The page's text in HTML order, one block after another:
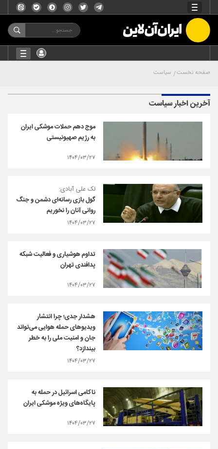
صفحه نخست سیاست
آخرین اخبار سیاست
موج دهم حملات موشکی ایران
به رژیم صهیونیستی
۱۴۰۴/۰۳/۲۷
لک علی آبادی:
گول بازی رسانه‌ای دشمن و جنگ
روانی آنان را نخوریم
۱۴۰۴/۰۳/۲۷
تداوم هوشیاری و فعالیت شبکه
پدافندی تهران
۱۴۰۴/۰۳/۲۷
هشدار جدی؛ چرا انتشار
ویدیوهای حمله هوایی می‌تواند
جان و امنیت ملی را به خطر
بیندازد؟
۱۴۰۴/۰۳/۲۷
ناکامی اسرائیل در حمله به
پایگاه‌های ویژه موشکی ایران
۱۴۰۴/۰۳/۲۷